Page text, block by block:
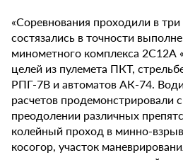
«Соревнования проходили в
состязались в точности
минометного комплекса 2С12А
целей из пулемета ПКТ,
РПГ-7В и автоматов АК-74.
расчетов продемонстрировали
преодолении различных
колейный проход в минно-
косогор, участок